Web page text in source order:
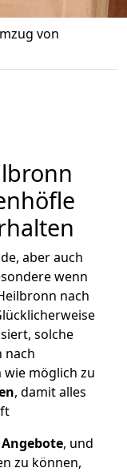
von
aber auch
wenn
nach
solche
nach
möglich zu
, damit alles
, und
zu können,